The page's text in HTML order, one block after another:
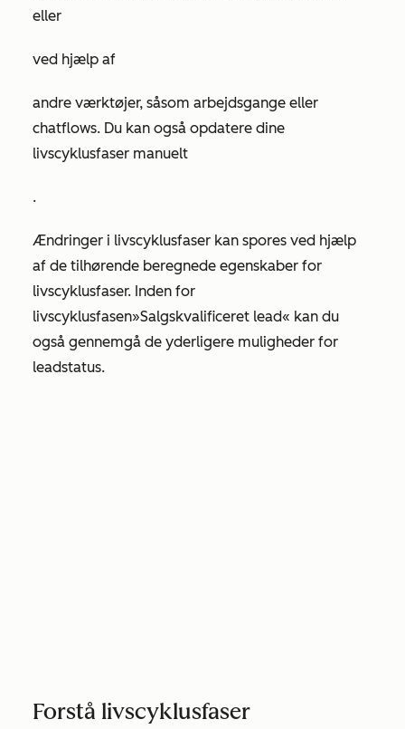
eller
ved hjælp af
andre værktøjer, såsom arbejdsgange eller
chatflows. Du kan også opdatere dine
livscyklusfaser manuelt
.
Ændringer i livscyklusfaser kan spores ved hjælp
af de tilhørende beregnede egenskaber for
livscyklusfaser. Inden for
livscyklusfasen»Salgskvalificeret lead« kan du
også gennemgå de yderligere muligheder for
leadstatus.
Forstå livscyklusfaser